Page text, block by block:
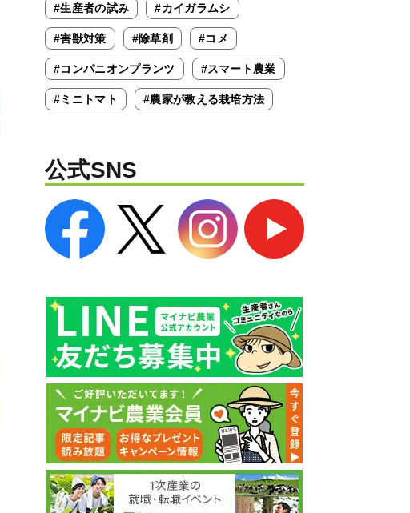
#生産者の試み #カイガラムシ
#害獣対策 #除草剤 #コメ
#コンパニオンプランツ #スマート農業
#ミニトマト #農家が教える栽培方法
公式SNS